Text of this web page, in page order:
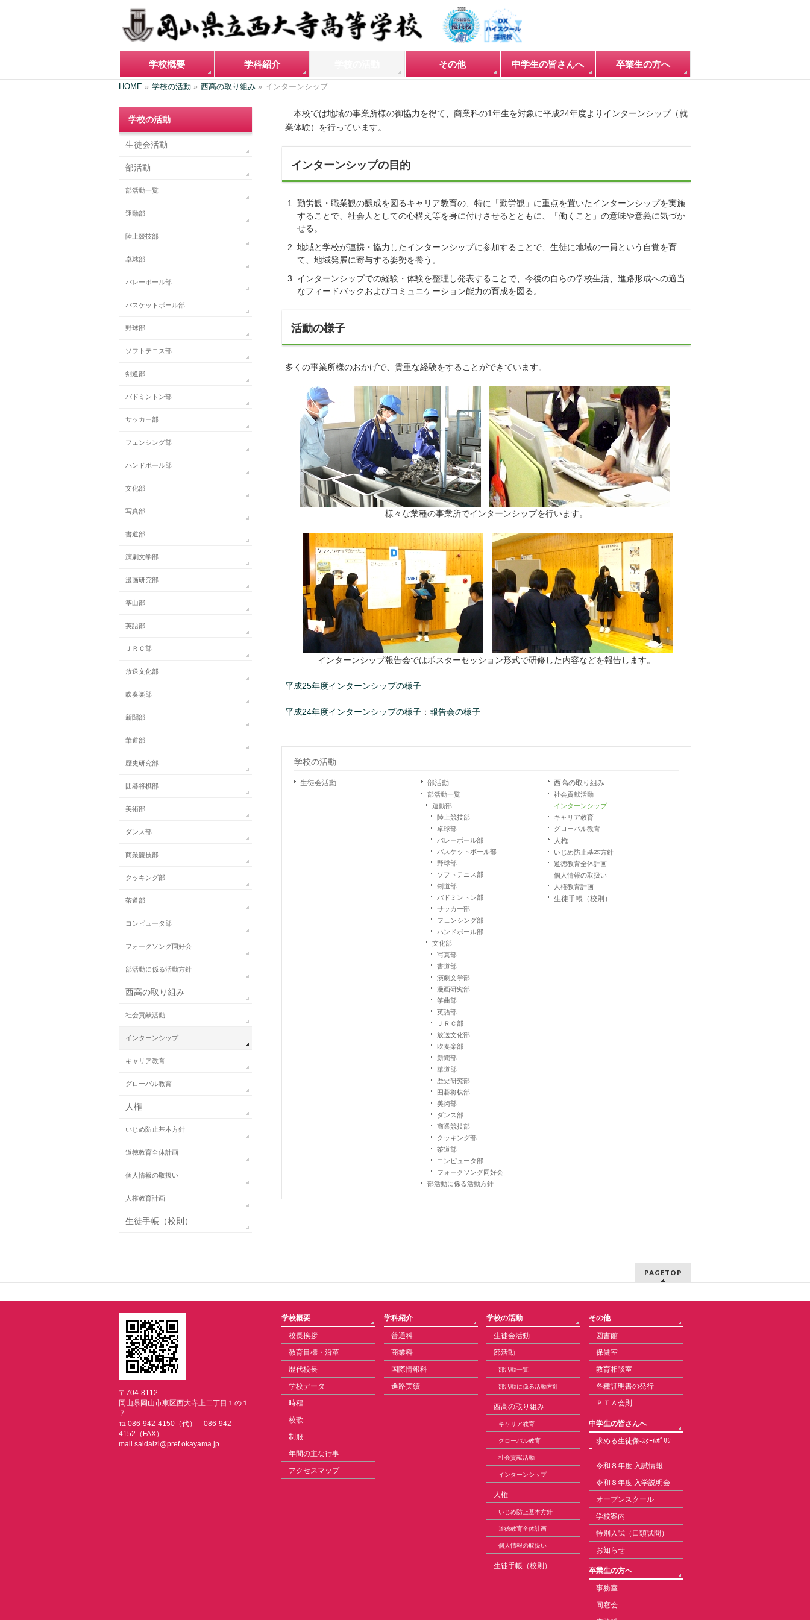
学校概要 学科紹介 その他 中学生の皆さんへ 卒業生の方へ
HOME » 学校の活動 » 西高の取り組み » インターンシップ
本校では地域の事業所様の御協力を得て、商業科の1年生を対象に平成24年度よりインターンシップ（就
業体験）を行っています。
インターンシップの目的
勤労観・職業観の醸成を図るキャリア教育の、特に「勤労観」に重点を置いたインターンシップを実施
することで、社会人としての心構え等を身に付けさせるとともに、「働くこと」の意味や意義に気づか
せる。
地域と学校が連携・協力したインターンシップに参加することで、生徒に地域の一員という自覚を育
て、地域発展に寄与する姿勢を養う。
インターンシップでの経験・体験を整理し発表することで、今後の自らの学校生活、進路形成への適当
なフィードバックおよびコミュニケーション能力の育成を図る。
活動の様子
多くの事業所様のおかげで、貴重な経験をすることができています。
様々な業種の事業所でインターンシップを行います。
インターンシップ報告会ではポスターセッション形式で研修した内容などを報告します。
平成25年度インターンシップの様子
平成24年度インターンシップの様子 ： 報告会の様子
学校の活動
生徒会活動 部活動
部活動一覧
運動部
陸上競技部
卓球部
バレーボール部
バスケットボール部
野球部
ソフトテニス部
剣道部
バドミントン部
サッカー部
フェンシング部
ハンドボール部
文化部
写真部
書道部
演劇文学部
漫画研究部
筝曲部
英語部
ＪＲＣ部
放送文化部
吹奏楽部
新聞部
華道部
歴史研究部
囲碁将棋部
美術部
ダンス部
商業競技部
クッキング部
茶道部
コンピュータ部
フォークソング同好会
部活動に係る活動方針
西高の取り組み
社会貢献活動
インターンシップ
キャリア教育
グローバル教育
人権
いじめ防止基本方針
道徳教育全体計画
個人情報の取扱い
人権教育計画
生徒手帳（校則）
学校の活動
生徒会活動
部活動
部活動一覧
運動部
陸上競技部
卓球部
バレーボール部
バスケットボール部
野球部
ソフトテニス部
剣道部
バドミントン部
サッカー部
フェンシング部
ハンドボール部
文化部
写真部
書道部
演劇文学部
漫画研究部
筝曲部
英語部
ＪＲＣ部
放送文化部
吹奏楽部
新聞部
華道部
歴史研究部
囲碁将棋部
美術部
ダンス部
商業競技部
クッキング部
茶道部
コンピュータ部
フォークソング同好会
部活動に係る活動方針
西高の取り組み
社会貢献活動
インターンシップ
キャリア教育
グローバル教育
人権
いじめ防止基本方針
道徳教育全体計画
個人情報の取扱い
人権教育計画
生徒手帳（校則）
PAGETOP
〒704-8112
岡山県岡山市東区西大寺上二丁目１の１
７
℡ 086-942-4150（代） 086-942-
4152（FAX）
mail saidaizi@pref.okayama.jp
学校概要
校長挨拶
教育目標・沿革
歴代校長
学校データ
時程
校歌
制服
年間の主な行事
アクセスマップ
学科紹介
普通科
商業科
国際情報科
進路実績
学校の活動
生徒会活動
部活動
部活動一覧
部活動に係る活動方針
西高の取り組み
キャリア教育
グローバル教育
社会貢献活動
インターンシップ
人権
いじめ防止基本方針
道徳教育全体計画
個人情報の取扱い
生徒手帳（校則）
その他
図書館
保健室
教育相談室
各種証明書の発行
ＰＴＡ会則
中学生の皆さんへ
求める生徒像-ｽｸｰﾙﾎﾟﾘｼ
ｰ
令和８年度 入試情報
令和８年度 入学説明会
オープンスクール
学校案内
特別入試（口頭試問）
お知らせ
卒業生の方へ
事務室
同窓会